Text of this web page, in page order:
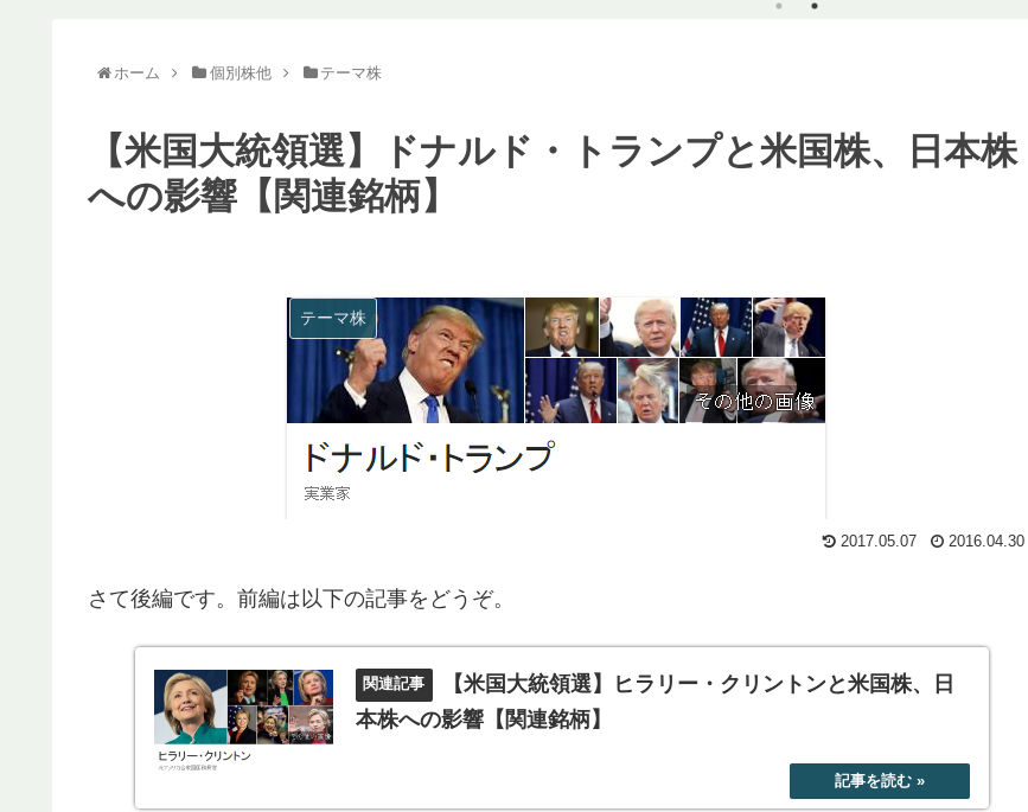
ホーム 個別株他 テーマ株
【米国大統領選】ドナルド・トランプと米国株、日本株
への影響【関連銘柄】
テーマ株
2017.05.07 2016.04.30
さて後編です。前編は以下の記事をどうぞ。
【米国大統領選】ヒラリー・クリントンと米国株、日
本株への影響【関連銘柄】